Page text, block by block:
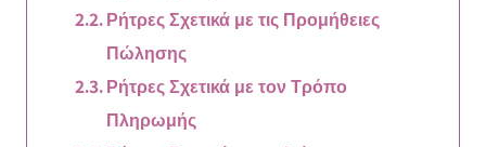
Ρήτρες Σχετικά με τις Προμήθειες
Πώλησης
Ρήτρες Σχετικά με τον Τρόπο
Πληρωμής